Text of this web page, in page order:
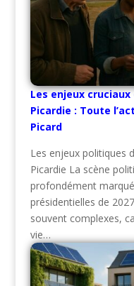
Les enjeux
Picardie : Toute
Picard
Les enjeux politiques
Picardie La scène
profondément
présidentielles de
souvent complexes,
vie…